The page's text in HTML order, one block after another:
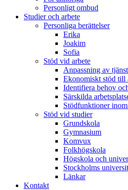
Personligt ombud
Studier och arbete
Personliga berättelser
Erika
Joakim
Sofia
Stöd vid arbete
Anpassning av
Ekonomiskt stöd till
Identifiera behov
Särskilda
Stödfunktioner
Stöd vid studier
Grundskola
Gymnasium
Komvux
Folkhögskola
Högskola och
Stockholms
Länkar
Kontakt